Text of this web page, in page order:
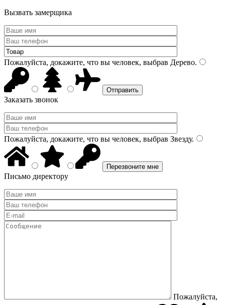
Вызвать замерщика
Пожалуйста, докажите, что вы человек, выбрав Дерево.
Заказать звонок
Пожалуйста, докажите, что вы человек, выбрав Звезду.
Письмо директору
Пожалуйста,